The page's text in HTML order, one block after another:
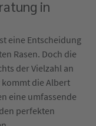
in
eine Entscheidung
Rasen. Doch die
der Vielzahl an
die Albert
eine umfassende
perfekten